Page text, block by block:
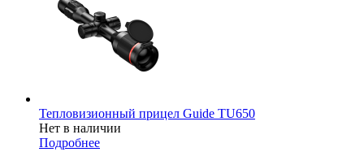
Тепловизионный прицел Guide TU650
Нет в наличии
Подробнее